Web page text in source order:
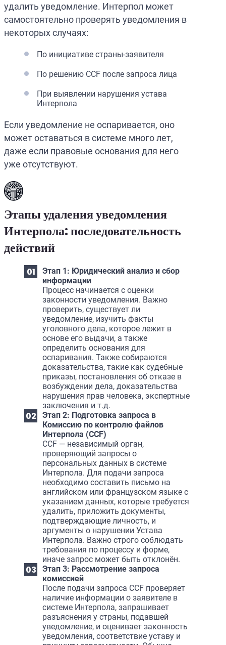
удалить уведомление. Интерпол может
самостоятельно проверять уведомления в
некоторых случаях:
По инициативе страны-заявителя
По решению CCF после запроса лица
При выявлении нарушения устава
Интерпола
Если уведомление не оспаривается, оно
может оставаться в системе много лет,
даже если правовые основания для него
уже отсутствуют.
Этапы удаления уведомления
Интерпола: последовательность
действий
Этап 1: Юридический анализ и сбор
информации
Процесс начинается с оценки
законности уведомления. Важно
проверить, существует ли
уведомление, изучить факты
уголовного дела, которое лежит в
основе его выдачи, а также
определить основания для
оспаривания. Также собираются
доказательства, такие как судебные
приказы, постановления об отказе в
возбуждении дела, доказательства
нарушения прав человека, экспертные
заключения и т.д.
Этап 2: Подготовка запроса в
Комиссию по контролю файлов
Интерпола (CCF)
CCF — независимый орган,
проверяющий запросы о
персональных данных в системе
Интерпола. Для подачи запроса
необходимо составить письмо на
английском или французском языке с
указанием данных, которые требуется
удалить, приложить документы,
подтверждающие личность, и
аргументы о нарушении Устава
Интерпола. Важно строго соблюдать
требования по процессу и форме,
иначе запрос может быть отклонён.
Этап 3: Рассмотрение запроса
комиссией
После подачи запроса CCF проверяет
наличие информации о заявителе в
системе Интерпола, запрашивает
разъяснения у страны, подавшей
уведомление, и оценивает законность
уведомления, соответствие уставу и